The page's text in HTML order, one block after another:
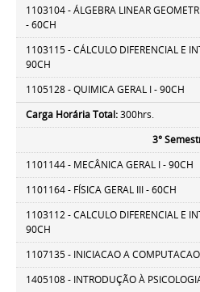
1103104 - ÁLGEBRA LINEAR
- 60CH
1103115 - CÁLCULO DIFERENCIAL E
90CH
1105128 - QUIMICA GERAL I - 90CH
Carga Horária Total:300hrs.
3°
1101144 - MECÂNICA GERAL I - 90CH
1101164 - FÍSICA GERAL III - 60CH
1103112 - CALCULO DIFERENCIAL E
90CH
1107135 - INICIACAO A
1405108 - INTRODUÇÃO À